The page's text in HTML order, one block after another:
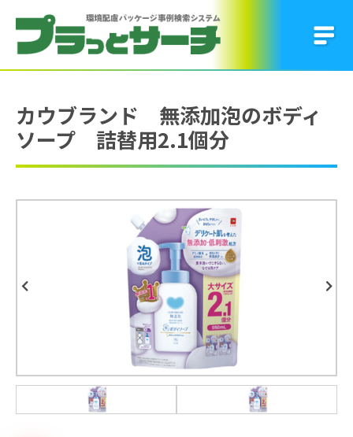
カウブランド 無添加泡のボディ
ソープ 詰替用2.1個分
Previous Next